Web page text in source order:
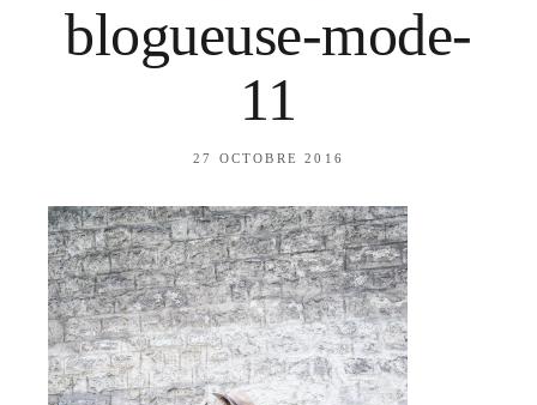
blogueuse-mode-
11
27 OCTOBRE 2016